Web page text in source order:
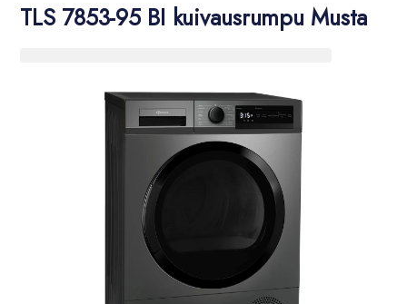
TLS 7853-95 BI kuivausrumpu Musta